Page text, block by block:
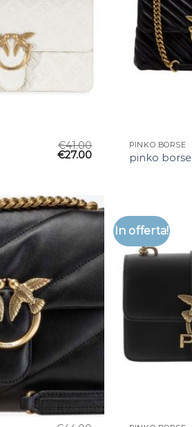
€41.00
€27.00
PINKO BORSE
pinko borse
In offerta!